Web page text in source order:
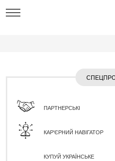
ПАРТНЕРСЬКІ
КАР'ЄРНИЙ НАВІГАТОР
КУПУЙ УКРАЇНСЬКЕ